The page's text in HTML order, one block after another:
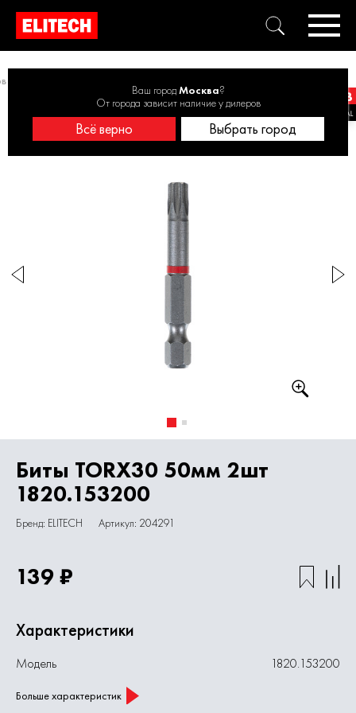
Ваш городМосква?
От города зависит наличие у дилеров
Всё верно Выбрать город
Биты TORX30 50мм 2шт
1820.153200
Бренд: ELITECH Артикул: 204291
139 ₽
Характеристики
Модель 1820.153200
Больше характеристик